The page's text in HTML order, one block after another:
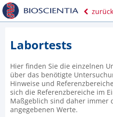
zurück
Labortests
Hier finden Sie die einzelnen
über das benötigte
Hinweise und
sich die Referenz­bereiche im
Maßgeblich sind daher immer
angegebenen Werte.